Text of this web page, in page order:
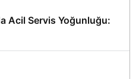
Acil Servis Yoğunluğu: